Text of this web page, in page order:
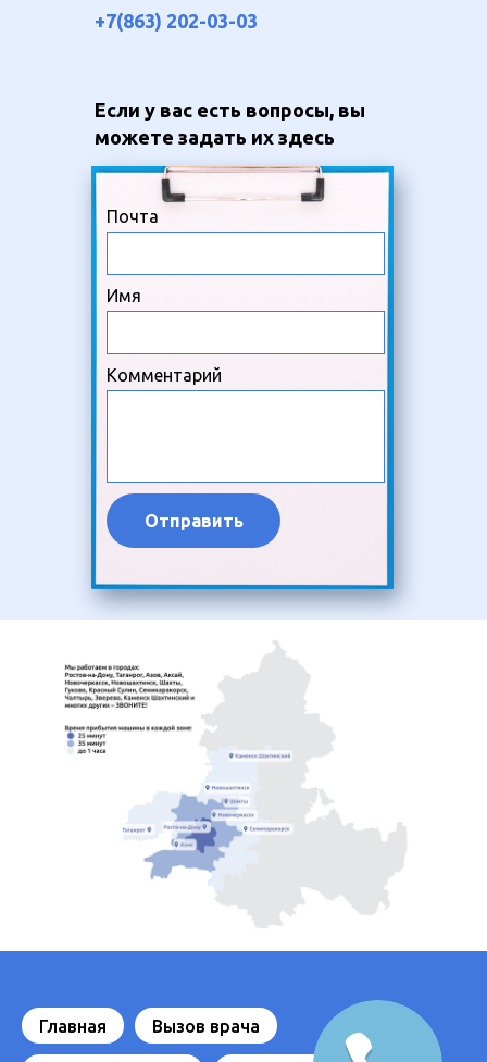
Почта
Имя
Комментарий
Отправить
Если у вас есть вопросы, вы
можете задать их здесь
+7(863) 202-03-03
Главная Вызов врача